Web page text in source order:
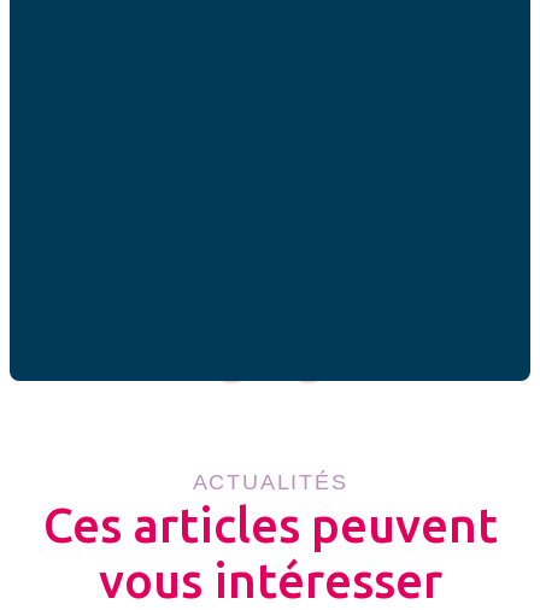
ACTUALITÉS
Ces articles peuvent
vous intéresser